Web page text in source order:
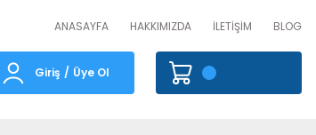
ANASAYFA HAKKIMIZDA İLETİŞİM BLOG
Giriş / Üye Ol